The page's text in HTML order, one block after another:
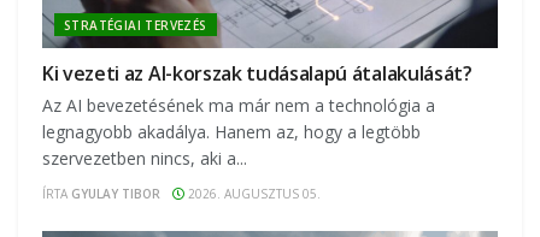
STRATÉGIAI TERVEZÉS
Ki vezeti az AI-korszak tudásalapú átalakulását?
Az AI bevezetésének ma már nem a technológia a
legnagyobb akadálya. Hanem az, hogy a legtöbb
szervezetben nincs, aki a...
ÍRTA GYULAY TIBOR 2026. AUGUSZTUS 05.